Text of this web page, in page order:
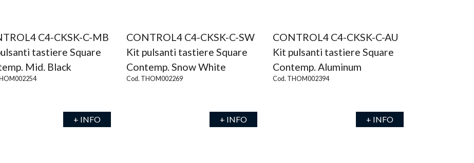
C4-CKSK-C-MB
tastiere Square
Mid. Black
+ INFO
CONTROL4 C4-CKSK-C-SW
Kit pulsanti tastiere Square
Contemp. Snow White
Cod. THOM002269
+ INFO
CONTROL4 C4-CKSK-C-AU
Kit pulsanti tastiere Square
Contemp. Aluminum
Cod. THOM002394
+ INFO